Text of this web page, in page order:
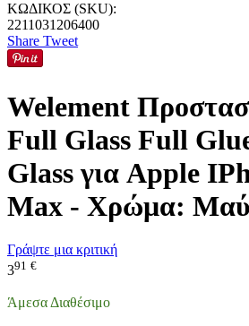
ΚΩΔΙΚΟΣ (SKU):
2211031206400
Share Tweet
Welement
Full Glass Full
Glass για Apple
Max - Χρώμα:
Γράψτε μια κριτική
391 €
Άμεσα Διαθέσιμο